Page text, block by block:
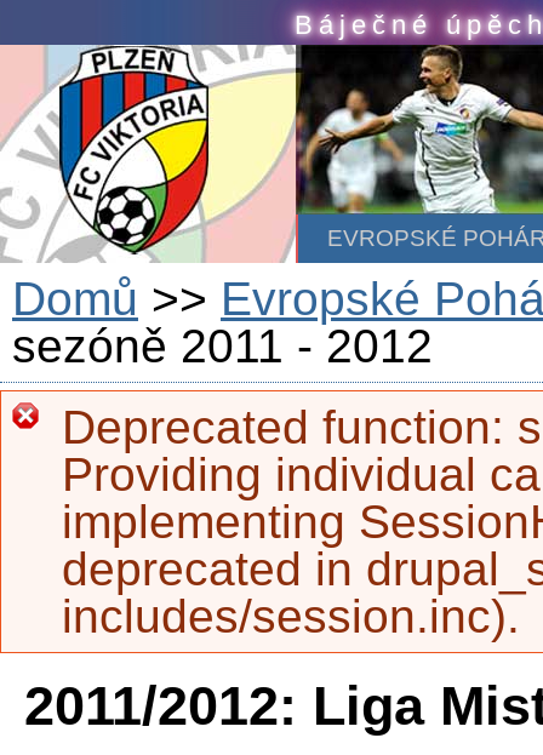
Báječné
EVROPSKÉ
Domů >> Evropské
sezóně 2011 - 2012
Error message
Deprecated function:
Providing individual
implementing
deprecated in
includes/session.inc).
2011/2012: Liga